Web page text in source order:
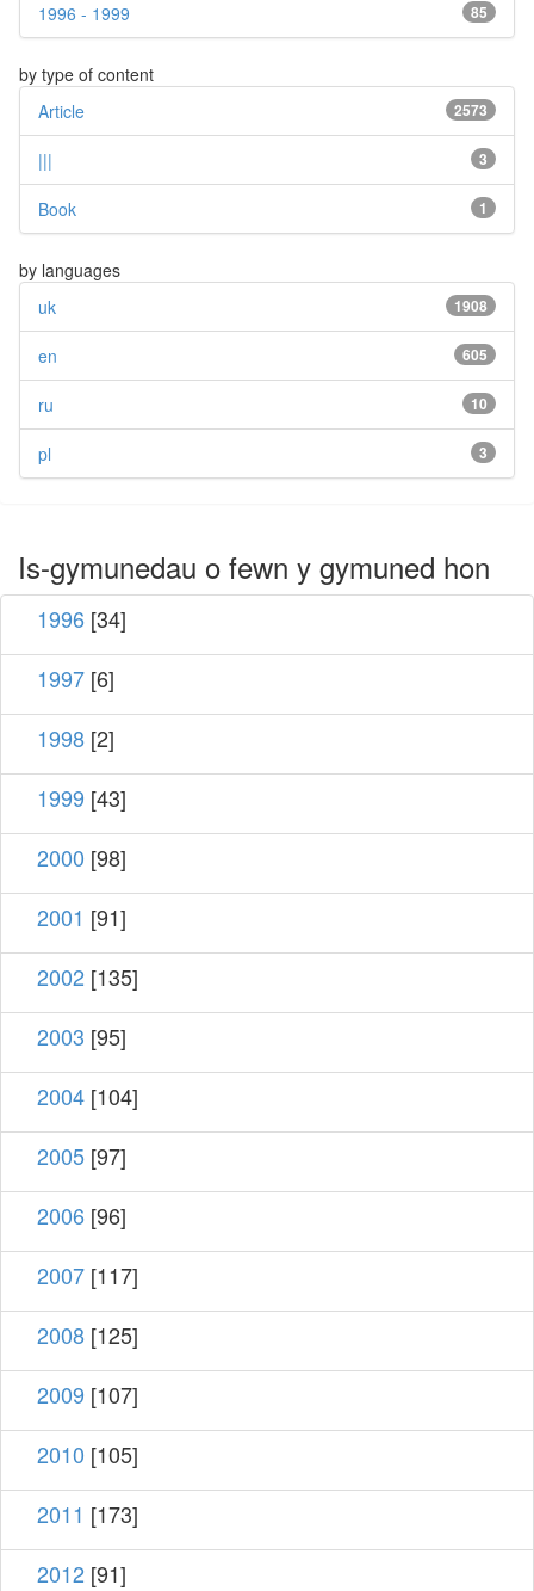
85
1996 - 1999
by type of content
2573
Article
3
|||
1
Book
by languages
1908
uk
605
en
10
ru
3
pl
Is-gymunedau o fewn y gymuned hon
1996 [34]
1997 [6]
1998 [2]
1999 [43]
2000 [98]
2001 [91]
2002 [135]
2003 [95]
2004 [104]
2005 [97]
2006 [96]
2007 [117]
2008 [125]
2009 [107]
2010 [105]
2011 [173]
2012 [91]